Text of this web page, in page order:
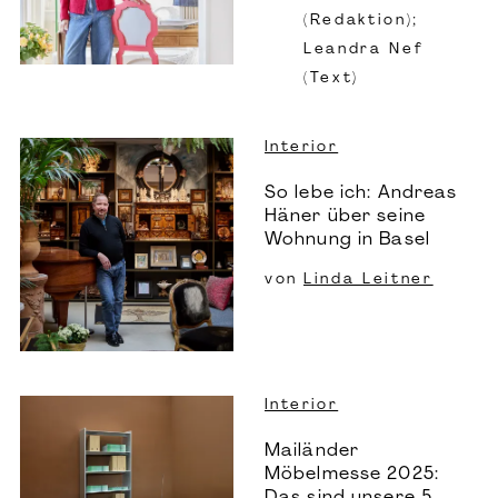
(Redaktion);
Leandra Nef
(Text)
Interior
So lebe ich: Andreas
Häner über seine
Wohnung in Basel
von Linda Leitner
Interior
Mailänder
Möbelmesse 2025: